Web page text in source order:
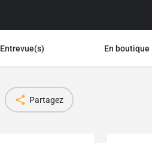
Entrevue(s) En boutique
Partagez